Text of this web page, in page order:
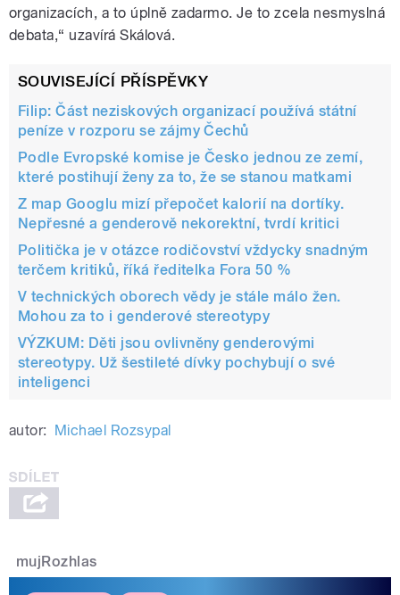
organizacích, a to úplně zadarmo. Je to zcela nesmyslná
debata,“ uzavírá Skálová.
SOUVISEJÍCÍ PŘÍSPĚVKY
Filip: Část neziskových organizací používá státní
peníze v rozporu se zájmy Čechů
Podle Evropské komise je Česko jednou ze zemí,
které postihují ženy za to, že se stanou matkami
Z map Googlu mizí přepočet kalorií na dortíky.
Nepřesné a genderově nekorektní, tvrdí kritici
Politička je v otázce rodičovství vždycky snadným
terčem kritiků, říká ředitelka Fora 50 %
V technických oborech vědy je stále málo žen.
Mohou za to i genderové stereotypy
VÝZKUM: Děti jsou ovlivněny genderovými
stereotypy. Už šestileté dívky pochybují o své
inteligenci
autor: Michael Rozsypal
mujRozhlas